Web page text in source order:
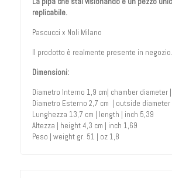
replicabile.
Pascucci x Noli Milano
Il prodotto è realmente presente in negozio.
Dimensioni:
Diametro Interno 1,9 cm| chamber diameter
Diametro Esterno 2,7 cm | outside
Lunghezza 13,7 cm | length | inch 5,39
Altezza | height 4,3 cm | inch 1,69
Peso | weight gr. 51 | oz 1,8